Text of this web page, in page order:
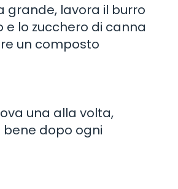
grande, lavora il burro
lo zucchero di canna
un composto
una alla volta,
dopo ogni